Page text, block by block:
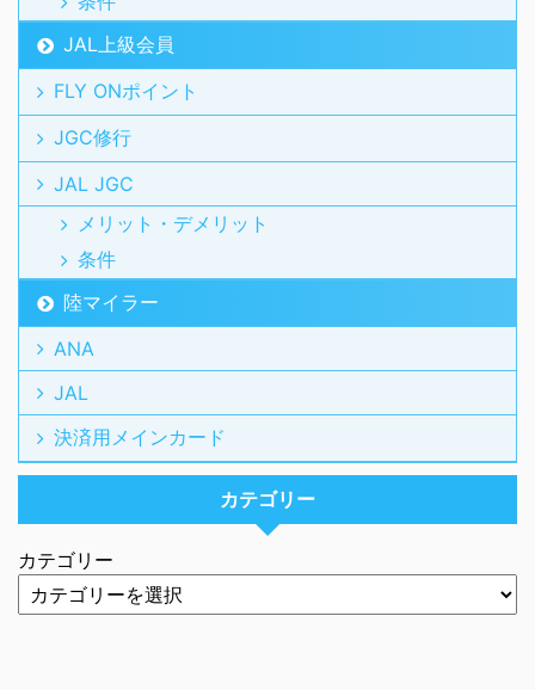
JAL上級会員
FLY ONポイント
JGC修行
JAL JGC
メリット・デメリット
条件
陸マイラー
ANA
JAL
決済用メインカード
カテゴリー
カテゴリー